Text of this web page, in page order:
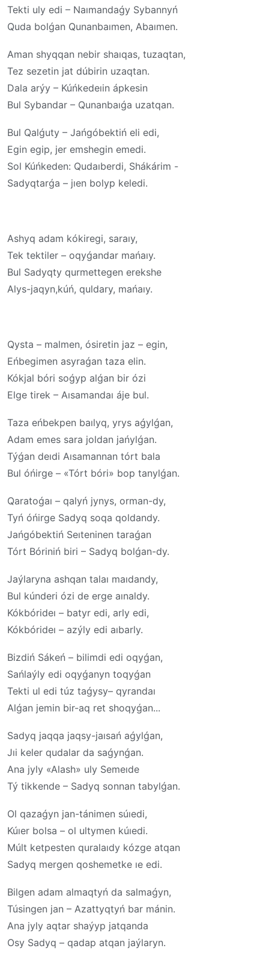
Tekti uly edi – Naımandaǵy Sybannyń
Quda bolǵan Qunanbaımen, Abaımen.
Aman shyqqan nebir shaıqas, tuzaqtan,
Tez sezetin jat dúbirin uzaqtan.
Dala arýy – Kúńkedeıin ápkesin
Bul Sybandar – Qunanbaıǵa uzatqan.
Bul Qalǵuty – Jańgóbektiń eli edi,
Egin egip, jer emshegin emedi.
Sol Kúńkeden: Qudaıberdi, Shákárim -
Sadyqtarǵa – jıen bolyp keledi.
Ashyq adam kókiregi, saraıy,
Tek tektiler – oqyǵandar mańaıy.
Bul Sadyqty qurmettegen erekshe
Alys-jaqyn,kúń, quldary, mańaıy.
Qysta – malmen, ósiretin jaz – egin,
Eńbegimen asyraǵan taza elin.
Kókjal bóri soǵyp alǵan bir ózi
Elge tirek – Aısamandaı áje bul.
Taza eńbekpen baılyq, yrys aǵylǵan,
Adam emes sara joldan jańylǵan.
Týǵan deıdi Aısamannan tórt bala
Bul óńirge – «Tórt bóri» bop tanylǵan.
Qaratoǵaı – qalyń jynys, orman-dy,
Tyń óńirge Sadyq soqa qoldandy.
Jańgóbektiń Seıteninen taraǵan
Tórt Bóriniń biri – Sadyq bolǵan-dy.
Jaýlaryna ashqan talaı maıdandy,
Bul kúnderi ózi de erge aınaldy.
Kókbórideı – batyr edi, arly edi,
Kókbórideı – azýly edi aıbarly.
Bizdiń Sákeń – bilimdi edi oqyǵan,
Sańlaýly edi oqyǵanyn toqyǵan
Tekti ul edi túz taǵysy– qyrandaı
Alǵan jemin bir-aq ret shoqyǵan...
Sadyq jaqqa jaqsy-jaısań aǵylǵan,
Jıi keler qudalar da saǵynǵan.
Ana jyly «Alash» uly Semeıde
Tý tikkende – Sadyq sonnan tabylǵan.
Ol qazaǵyn jan-tánimen súıedi,
Kúıer bolsa – ol ultymen kúıedi.
Múlt ketpesten quralaıdy kózge atqan
Sadyq mergen qoshemetke ıe edi.
Bilgen adam almaqtyń da salmaǵyn,
Túsingen jan – Azattyqtyń bar mánin.
Ana jyly aqtar shaýyp jatqanda
Osy Sadyq – qadap atqan jaýlaryn.